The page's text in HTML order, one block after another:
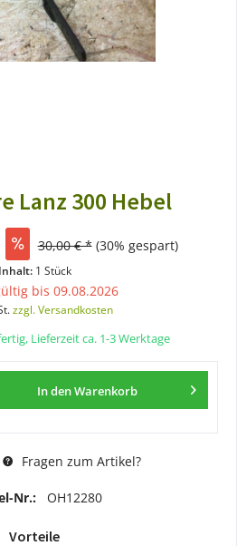
Lanz 300 Hebel
30,00 € * (30% gespart)
Inhalt: 1 Stück
bis 09.08.2026
zzgl. Versandkosten
Lieferzeit ca. 1-3 Werktage
In denWarenkorb
Fragen zum Artikel?
Nr.: OH12280
Vorteile